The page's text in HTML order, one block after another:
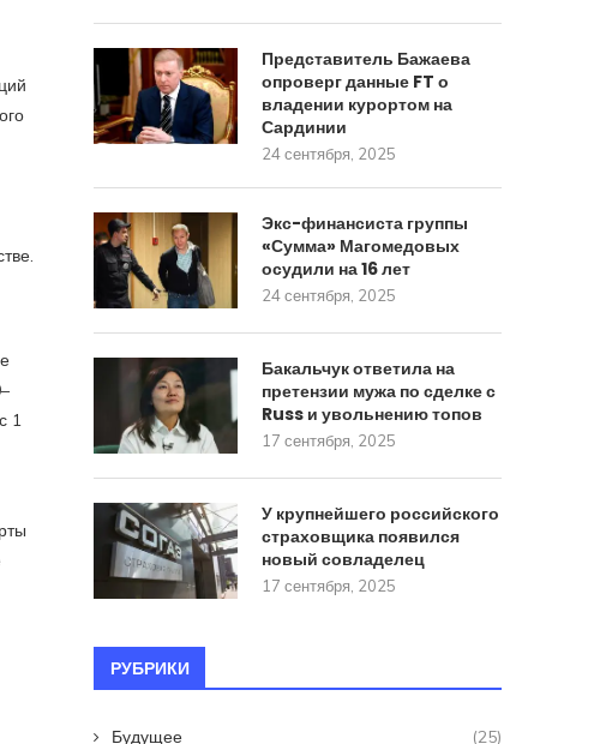
1
Представитель Бажаева
опроверг данные FT о
владении курортом на
Сардинии
24 сентября, 2025
Экс-финансиста группы
«Сумма» Магомедовых
осудили на 16 лет
24 сентября, 2025
Бакальчук ответила на
претензии мужа по сделке с
Russ и увольнению топов
17 сентября, 2025
У крупнейшего российского
страховщика появился
новый совладелец
17 сентября, 2025
РУБРИКИ
Будущее (25)